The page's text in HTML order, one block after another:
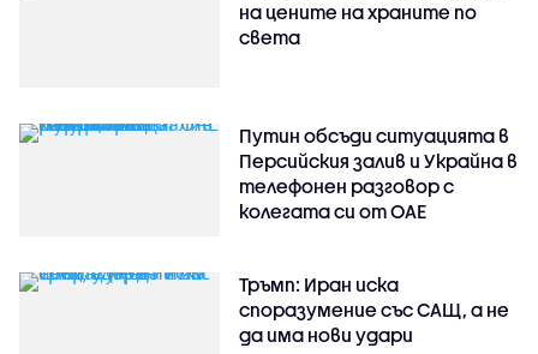
на цените на храните по
света
Путин обсъди ситуацията в
Персийския залив и Украйна в
телефонен разговор с
колегата си от ОАЕ
Тръмп: Иран иска
споразумение със САЩ, а не
да има нови удари